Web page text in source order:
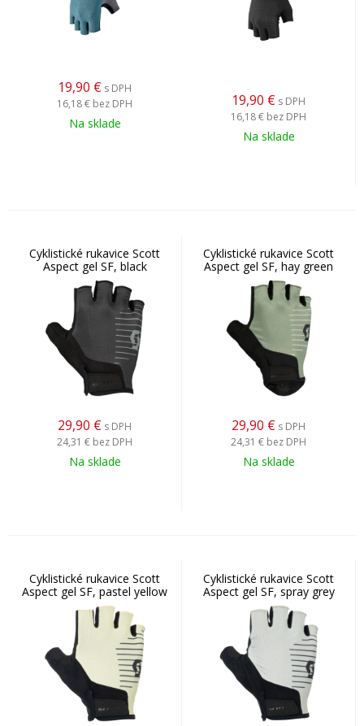
19,90 € s DPH
16,18 € bez DPH
Na sklade
19,90 € s DPH
16,18 € bez DPH
Na sklade
Cyklistické rukavice Scott
Aspect gel SF, black
29,90 € s DPH
24,31 € bez DPH
Na sklade
Cyklistické rukavice Scott
Aspect gel SF, hay green
29,90 € s DPH
24,31 € bez DPH
Na sklade
Cyklistické rukavice Scott
Aspect gel SF, pastel yellow
Cyklistické rukavice Scott
Aspect gel SF, spray grey